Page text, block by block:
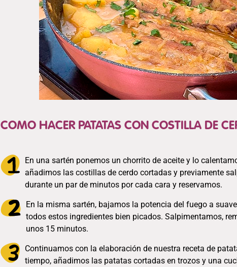
COMO HACER PATATAS CON COSTILLA DE
En una sartén ponemos un chorrito de aceite y lo
añadimos las costillas de cerdo cortadas y previamente
durante un par de minutos por cada cara y reservamos.
En la misma sartén, bajamos la potencia del fuego a
todos estos ingredientes bien picados. Salpimentamos,
unos 15 minutos.
Continuamos con la elaboración de nuestra receta de
tiempo, añadimos las patatas cortadas en trozos y una